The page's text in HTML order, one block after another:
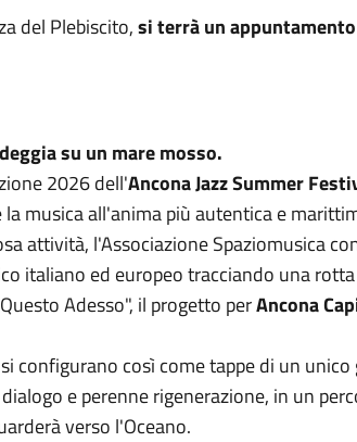
del Plebiscito,si terrà un appuntamento
su un mare mosso.
2026 dell'Ancona Jazz Summer
musica all'anima più autentica e
attività, l'Associazione Spaziomusica
italiano ed europeo tracciando una
Adesso", il progetto perAncona
configurano così come tappe di un
e perenne rigenerazione, in un
verso l'Oceano.